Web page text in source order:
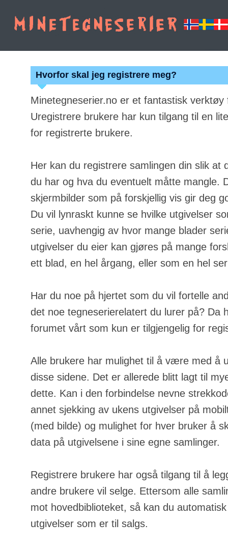
Hvorfor skal jeg registrere meg?
Minetegneserier.no er et fantastisk
Uregistrere brukere har kun tilgang til en
for registrerte brukere.
Her kan du registrere samlingen din slik at
du har og hva du eventuelt måtte mangle.
skjermbilder som på forskjellig vis gir deg
Du vil lynraskt kunne se hvilke utgivelser
serie, uavhengig av hvor mange blader
utgivelser du eier kan gjøres på mange
ett blad, en hel årgang, eller som en hel
Har du noe på hjertet som du vil fortelle
det noe tegneserierelatert du lurer på? Da
forumet vårt som kun er tilgjengelig for
Alle brukere har mulighet til å være med å
disse sidene. Det er allerede blitt lagt til
dette. Kan i den forbindelse nevne
annet sjekking av ukens utgivelser på
(med bilde) og mulighet for hver bruker å
data på utgivelsene i sine egne samlinger.
Registrere brukere har også tilgang til å
andre brukere vil selge. Ettersom alle
mot hovedbiblioteket, så kan du
utgivelser som er til salgs.